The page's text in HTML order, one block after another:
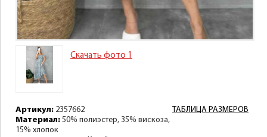
Скачать фото 1
ТАБЛИЦА РАЗМЕРОВ
Артикул: 2357662
Материал: 50% полиэстер, 35% вискоза,
15% хлопок